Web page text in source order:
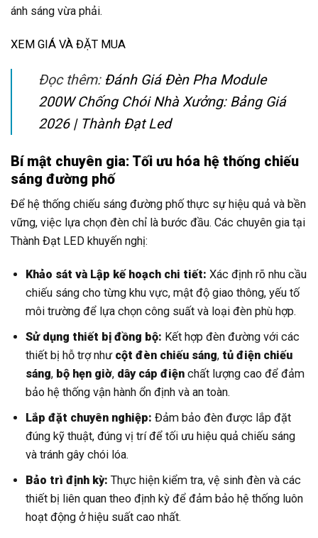
ánh sáng vừa phải.
XEM GIÁ VÀ ĐẶT MUA
Đọc thêm: Đánh Giá Đèn Pha Module
200W Chống Chói Nhà Xưởng: Bảng Giá
2026 | Thành Đạt Led
Bí mật chuyên gia: Tối ưu hóa hệ thống chiếu
sáng đường phố
Để hệ thống chiếu sáng đường phố thực sự hiệu quả và bền
vững, việc lựa chọn đèn chỉ là bước đầu. Các chuyên gia tại
Thành Đạt LED khuyến nghị:
Khảo sát và Lập kế hoạch chi tiết: Xác định rõ nhu cầu
chiếu sáng cho từng khu vực, mật độ giao thông, yếu tố
môi trường để lựa chọn công suất và loại đèn phù hợp.
Sử dụng thiết bị đồng bộ: Kết hợp đèn đường với các
thiết bị hỗ trợ như cột đèn chiếu sáng, tủ điện chiếu
sáng, bộ hẹn giờ, dây cáp điện chất lượng cao để đảm
bảo hệ thống vận hành ổn định và an toàn.
Lắp đặt chuyên nghiệp: Đảm bảo đèn được lắp đặt
đúng kỹ thuật, đúng vị trí để tối ưu hiệu quả chiếu sáng
và tránh gây chói lóa.
Bảo trì định kỳ: Thực hiện kiểm tra, vệ sinh đèn và các
thiết bị liên quan theo định kỳ để đảm bảo hệ thống luôn
hoạt động ở hiệu suất cao nhất.